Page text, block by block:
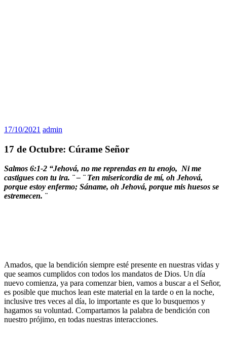
17/10/2021 admin
17 de Octubre: Cúrame Señor
Salmos 6:1-2 “Jehová, no me reprendas en tu enojo, Ni me
castigues con tu ira. ¨ – ¨ Ten misericordia de mí, oh Jehová,
porque estoy enfermo; Sáname, oh Jehová, porque mis huesos se
estremecen. ¨
Amados, que la bendición siempre esté presente en nuestras vidas y
que seamos cumplidos con todos los mandatos de Dios. Un día
nuevo comienza, ya para comenzar bien, vamos a buscar a el Señor,
es posible que muchos lean este material en la tarde o en la noche,
inclusive tres veces al día, lo importante es que lo busquemos y
hagamos su voluntad. Compartamos la palabra de bendición con
nuestro prójimo, en todas nuestras interacciones.